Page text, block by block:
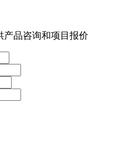
产品咨询和项目报价